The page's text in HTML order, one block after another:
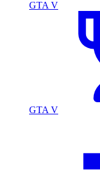
GTA V
GTA V